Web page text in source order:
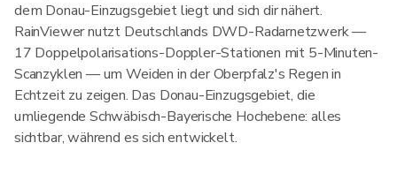
dem Donau-Einzugsgebiet liegt und sich dir nähert.
RainViewer nutzt Deutschlands DWD-Radarnetzwerk —
17 Doppelpolarisations-Doppler-Stationen mit 5-Minuten-
Scanzyklen — um Weiden in der Oberpfalz's Regen in
Echtzeit zu zeigen. Das Donau-Einzugsgebiet, die
umliegende Schwäbisch-Bayerische Hochebene: alles
sichtbar, während es sich entwickelt.